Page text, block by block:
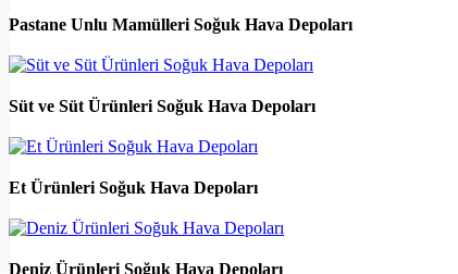
Pastane Unlu Mamülleri Soğuk Hava Depoları
Süt ve Süt Ürünleri Soğuk Hava Depoları
Et Ürünleri Soğuk Hava Depoları
Deniz Ürünleri Soğuk Hava Depoları